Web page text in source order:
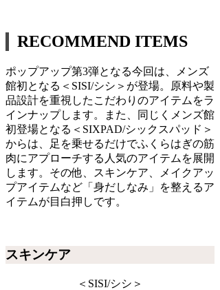
RECOMMEND ITEMS
ポップアップ第3弾となる今回は、メンズ
館初となる＜SISI/シシ＞が登場。原料や製
品設計を重視したこだわりのアイテムをラ
インナップします。また、同じくメンズ館
初登場となる＜SIXPAD/シックスパッド＞
からは、足を乗せるだけでふくらはぎの筋
肉にアプローチする人気のアイテムを展開
します。その他、スキンケア、メイクアッ
プアイテムなど「身だしなみ」を整えるア
イテムが目白押しです。
スキンケア
＜SISI/シシ＞